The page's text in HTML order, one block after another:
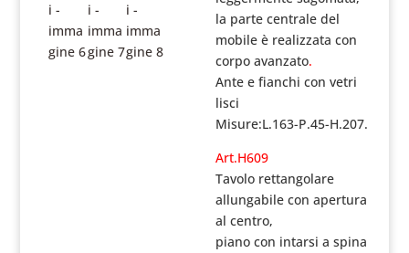
la parte centrale del
mobile è realizzata con
corpo avanzato.
Ante e fianchi con vetri
lisci
Misure:L.163-P.45-H.207.
Art.H609
Tavolo rettangolare
allungabile con apertura
al centro,
piano con intarsi a spina